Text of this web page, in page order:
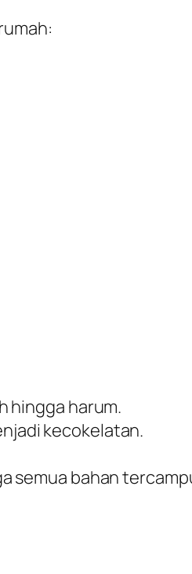
hingga harum.
kecokelatan.
semua bahan